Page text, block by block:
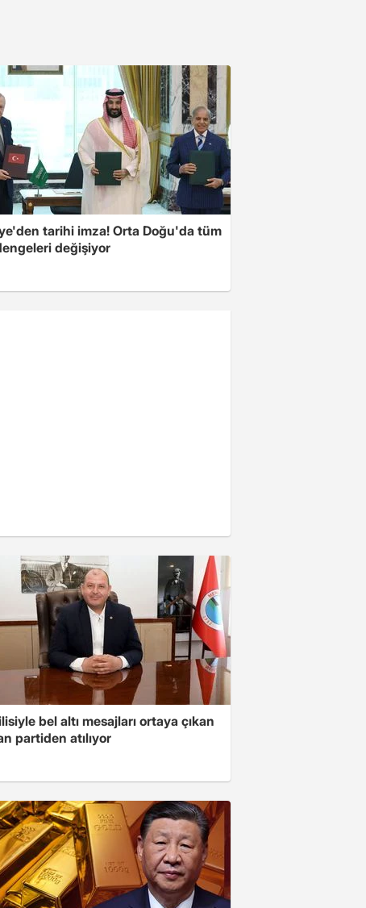
tarihi imza! Orta Doğu'da tüm
değişiyor
bel altı mesajları ortaya çıkan
partiden atılıyor